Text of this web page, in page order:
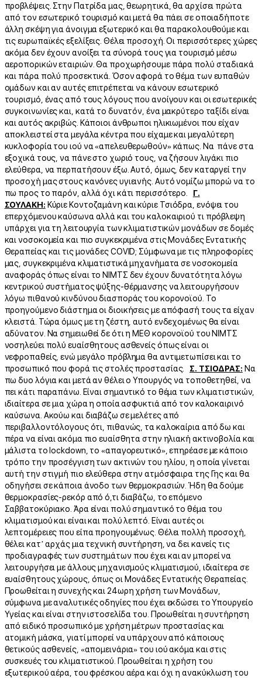
προβλέψεις. Στην Πατρίδα μας, θεωρητικά, θα αρχίσει πρώτα
από τον εσωτερικό τουρισμό και μετά θα πάει σε οποιαδήποτε
άλλη σκέψη για άνοιγμα εξωτερικό και θα παρακολουθούμε και
τις ευρωπαϊκές εξελίξεις. Θέλει προσοχή. Οι περισσότερες χώρες
ακόμα δεν έχουν ανοίξει τα σύνορά τους για τουρισμό μέσω
αεροπορικών εταιριών. Θα προχωρήσουμε πάρα πολύ σταδιακά
και πάρα πολύ προσεκτικά. Όσον αφορά το θέμα των ευπαθών
ομάδων και αν αυτές επιτρέπεται να κάνουν εσωτερικό
τουρισμό, ένας από τους λόγους που ανοίγουν και οι εσωτερικές
συγκοινωνίες και, κατά το δυνατόν, ένα μακρύτερο ταξίδι είναι
και αυτός ακριβώς. Κάποιοι άνθρωποι ηλικιωμένοι που είχαν
αποκλειστεί στα μεγάλα κέντρα που είχαμε και μεγαλύτερη
κυκλοφορία του ιού να «απελευθερωθούν» κάπως. Να πάνε στα
εξοχικά τους, να πάνε στο χωριό τους, να ζήσουν λιγάκι πιο
ελεύθερα, να περπατήσουν έξω. Αυτό, όμως, δεν καταργεί την
προσοχή μας στους κανόνες υγιεινής. Αυτό νομίζω μπορώ να το
πω προς το παρόν, αλλά όχι κάτι περισσότερο. Γ.
ΣΟΥΛΑΚΗ: Κύριε Κοντοζαμάνη και κύριε Τσιόδρα, ενόψει του
επερχόμενου καύσωνα αλλά και του καλοκαιριού τι πρόβλεψη
υπάρχει για τη λειτουργία των κλιματιστικών μονάδων σε δομές
και νοσοκομεία και πιο συγκεκριμένα στις Μονάδες Εντατικής
Θεραπείας και τις μονάδες COVID; Σύμφωνα με τις πληροφορίες
μας, συγκεκριμένα κλιματιστικά μηχανήματα σε νοσοκομεία
αναφοράς όπως είναι το ΝΙΜΤΣ δεν έχουν δυνατότητα λόγω
κεντρικού συστήματος ψύξης-θέρμανσης να λειτουργήσουν
λόγω πιθανού κινδύνου διασποράς του κορονοϊού. Το
προηγούμενο διάστημα οι διοικήσεις με απόφασή τους τα είχαν
κλειστά. Τώρα όμως με τη ζέστη, αυτό ενδεχομένως θα είναι
αδύνατον. Να σημειωθεί δε ότι η ΜΕΘ κορονοϊού του ΝΙΜΤΣ
νοσηλεύει πολύ ευαίσθητους ασθενείς όπως είναι οι
νεφροπαθείς, ενώ μεγάλο πρόβλημα θα αντιμετωπίσει και το
προσωπικό που φορά τις στολές προστασίας. Σ. ΤΣΙΟΔΡΑΣ: Να
πω δυο λόγια και μετά αν θέλει ο Υπουργός να τοποθετηθεί, να
πει κάτι παραπάνω. Είναι σημαντικό το θέμα των κλιματιστικών,
ιδιαίτερα σε μια χώρα η οποία ασφυκτιά από τον καλοκαιρινό
καύσωνα. Ακούω και διαβάζω σε μελέτες από
περιβαλλοντόλογους ότι, πιθανώς, τα καλοκαίρια από δω και
πέρα να είναι ακόμα πιο ευαίσθητα στην ηλιακή ακτινοβολία και
μάλιστα το lockdown, το «απαγορευτικό», επηρέασε με κάποιο
τρόπο την προσέγγιση των ακτινών του ηλίου, η οποία γίνεται
αυτή την στιγμή πιο ελεύθερα στην ατμόσφαιρα της Γης και θα
οδηγήσει σε κάποια άνοδο των θερμοκρασιών. Ήδη θα δούμε
θερμοκρασίες-ρεκόρ από ό,τι διαβάζω, το επόμενο
Σαββατοκύριακο. Άρα είναι πολύ σημαντικό το θέμα του
κλιματισμού και είναι και πολύ λεπτό. Είναι αυτές οι
λεπτομέρειες που είπα προηγουμένως. Θέλει πολλή προσοχή,
θέλει κατ’ αρχάς μια τεχνική συντήρηση, να δει κανείς τις
προδιαγραφές των συστημάτων που έχει και αν μπορεί να
λειτουργήσει με άλλους μηχανισμούς κλιματισμού, ιδιαίτερα σε
ευαίσθητους χώρους, όπως οι Μονάδες Εντατικής Θεραπείας.
Προωθείται η συνεχής και 24ωρη χρήση των Μονάδων,
σύμφωνα με αναλυτικές οδηγίες που έχει εκδώσει το Υπουργείο
Υγείας και είναι στην ιστοσελίδα του. Προωθείται η συντήρηση
από ειδικό προσωπικό με χρήση μέτρων προστασίας και
ατομική μάσκα, γιατί μπορεί να υπάρχουν από κάποιους
θετικούς ασθενείς, «απομεινάρια» του ιού ακόμα και στις
συσκευές του κλιματιστικού. Προωθείται η χρήση του
εξωτερικού αέρα, του φρέσκου αέρα και όχι η ανακύκλωση του